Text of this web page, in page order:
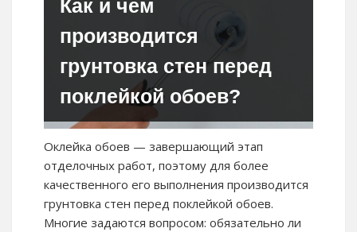
Как и чем
производится
грунтовка стен перед
поклейкой обоев?
Оклейка обоев — завершающий этап
отделочных работ, поэтому для более
качественного его выполнения производится
грунтовка стен перед поклейкой обоев.
Многие задаются вопросом: обязательно ли